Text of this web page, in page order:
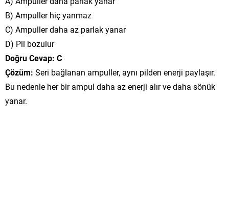
B) Ampuller hiç yanmaz
C) Ampuller daha az parlak yanar
D) Pil bozulur
Doğru Cevap: C
Çözüm: Seri bağlanan ampuller, aynı pilden enerji paylaşır.
Bu nedenle her bir ampul daha az enerji alır ve daha sönük
yanar.